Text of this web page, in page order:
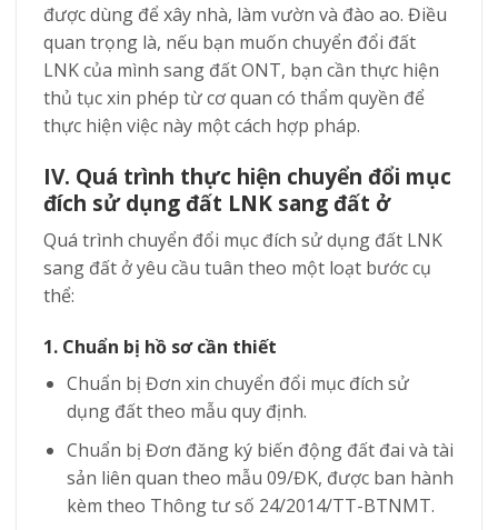
được dùng để xây nhà, làm vườn và đào ao. Điều
quan trọng là, nếu bạn muốn chuyển đổi đất
LNK của mình sang đất ONT, bạn cần thực hiện
thủ tục xin phép từ cơ quan có thẩm quyền để
thực hiện việc này một cách hợp pháp.
IV. Quá trình thực hiện chuyển đổi mục
đích sử dụng đất LNK sang đất ở
Quá trình chuyển đổi mục đích sử dụng đất LNK
sang đất ở yêu cầu tuân theo một loạt bước cụ
thể:
1. Chuẩn bị hồ sơ cần thiết
Chuẩn bị Đơn xin chuyển đổi mục đích sử
dụng đất theo mẫu quy định.
Chuẩn bị Đơn đăng ký biến động đất đai và tài
sản liên quan theo mẫu 09/ĐK, được ban hành
kèm theo Thông tư số 24/2014/TT-BTNMT.